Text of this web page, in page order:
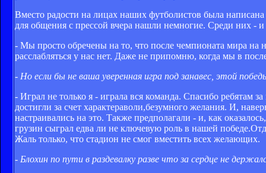
Вместо радости на лицах наших футболистов была
для общения с прессой вчера нашли немногие. Среди них -
- Мы просто обречены на то, что после чемпионата мира на
расслабляться у нас нет. Даже не припомню, когда мы в
- Но если бы не ваша уверенная игра под занавес, этой
- Играл не только я - играла вся команда. Спасибо ребятам
достигли за счет характераволи,безумного желания. И,
настраивались на это. Также предполагали - и, как
грузин сыграл едва ли не ключевую роль в нашей
Жаль только, что стадион не смог вместить всех желающих.
- Блохин по пути в раздевалку разве что за сердце не